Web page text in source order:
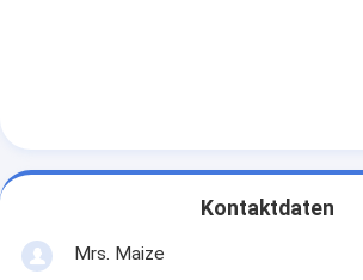
Kontaktdaten
Mrs. Maize